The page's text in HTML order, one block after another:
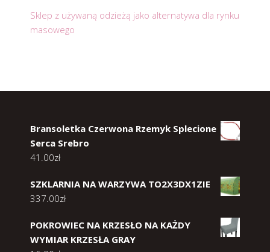
Sklep z używaną odzieżą jako alternatywa dla rynku
masowego
Bransoletka Czerwona Rzemyk Splecione
Serca Srebro
41.00zł
SZKLARNIA NA WARZYWA TO2X3DX1ZIE
337.00zł
POKROWIEC NA KRZESŁO NA KAŻDY
WYMIAR KRZESŁA GRAY